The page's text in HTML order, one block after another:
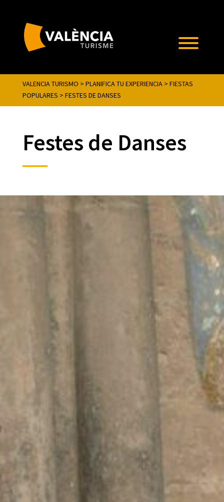
VALENCIA TURISMO > PLANIFICA TU EXPERIENCIA> FIESTAS
POPULARES > FESTES DE DANSES
Festes de Danses